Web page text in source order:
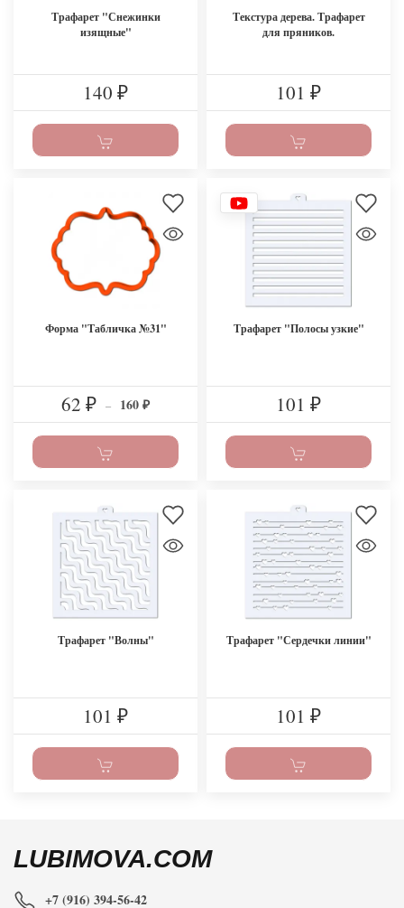
Трафарет "Снежинки
изящные"
140 ₽
Текстура дерева. Трафарет
для пряников.
101 ₽
Форма "Табличка №31"
62 ₽ – 160 ₽
Трафарет "Полосы узкие"
101 ₽
Трафарет "Волны"
101 ₽
Трафарет "Сердечки линии"
101 ₽
LUBIMOVA.COM
+7 (916) 394-56-42